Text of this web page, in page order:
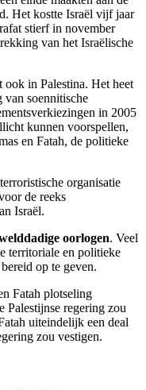
Het kostte Israël vijf jaar
stierf in november
van het Israëlische
ook in Palestina. Het heet
van soennitische
in 2005
kunnen voorspellen,
en Fatah, de politieke
organisatie
de reeks
Israël.
oorlogen. Veel
territoriale en politieke
op te geven.
Fatah plotseling
Palestijnse regering zou
uiteindelijk een deal
zou vestigen.